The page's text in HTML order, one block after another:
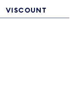
VISCOUNT